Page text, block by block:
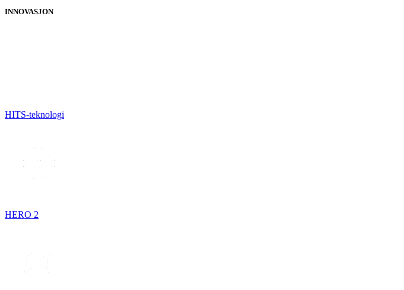
INNOVASJON
HITS-teknologi
HERO 2